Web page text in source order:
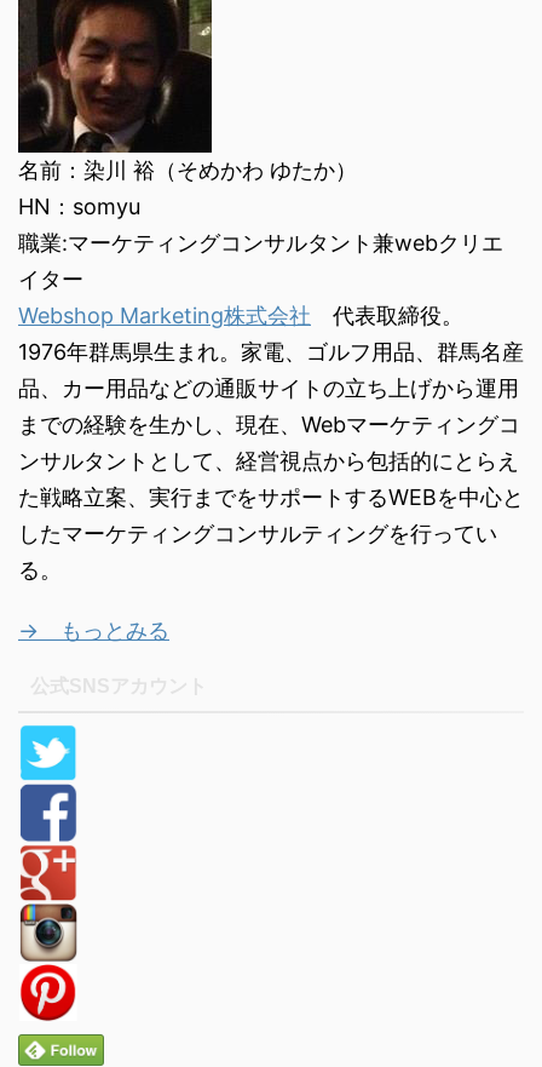
名前：染川 裕（そめかわ ゆたか）
HN：somyu
職業:マーケティングコンサルタント兼webクリエ
イター
Webshop Marketing株式会社 代表取締役。
1976年群馬県生まれ。家電、ゴルフ用品、群馬名産
品、カー用品などの通販サイトの立ち上げから運用
までの経験を生かし、現在、Webマーケティングコ
ンサルタントとして、経営視点から包括的にとらえ
た戦略立案、実行までをサポートするWEBを中心と
したマーケティングコンサルティングを行ってい
る。
→ もっとみる